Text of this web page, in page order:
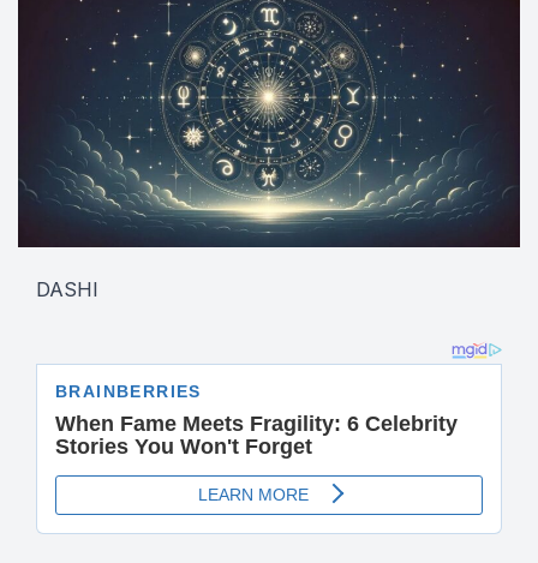
DASHI